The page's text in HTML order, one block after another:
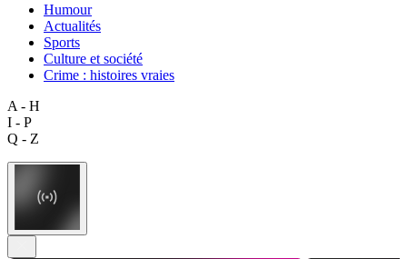
Humour
Actualités
Sports
Culture et société
Crime : histoires vraies
A - H
I - P
Q - Z